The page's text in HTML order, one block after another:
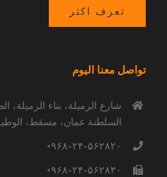
تعرف اكثر
تواصل معنا اليوم
شارع الرميلة، بناء الرميلة،
السلطنة عمان، مسقط،
۹۶۸-۲۴-۵۶۲۸۲۰+
۹۶۸-۲۴-۵۶۲۸۳۰+